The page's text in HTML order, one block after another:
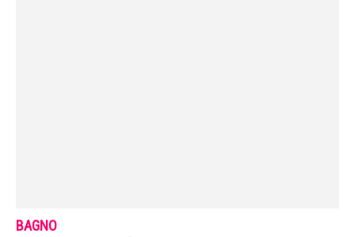
BAGNO